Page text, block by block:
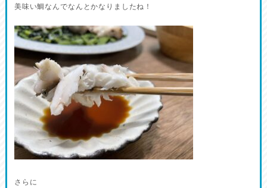
美味い鯛なんでなんとかなりましたね！
さらに